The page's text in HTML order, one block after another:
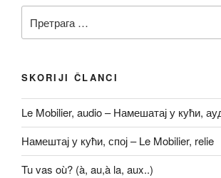
за:
SKORIJI ČLANCI
Le Mobilier, audio – Намешатај у кући,
Намештај у кући, спој – Le Mobilier, relie
Tu vas où? (à, au,à la, aux..)